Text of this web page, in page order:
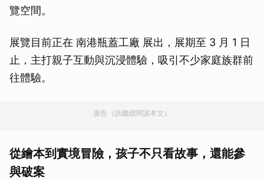
覽空間。
展覽目前正在 南港瓶蓋工廠 展出，展期至 3 月 1 日
止，主打親子互動與沉浸體驗，吸引不少家庭族群前
往體驗。
廣告（請繼續閱讀本文）
從繪本到實境冒險，孩子不只看故事，還能參
與破案